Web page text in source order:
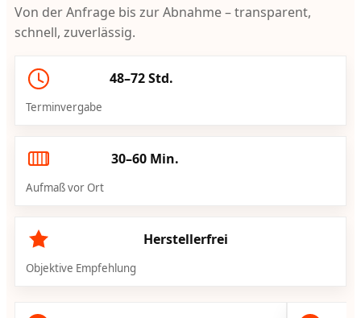
Von der Anfrage bis zur Abnahme – transparent,
schnell, zuverlässig.
48–72 Std.
Terminvergabe
30–60 Min.
Aufmaß vor Ort
Herstellerfrei
Objektive Empfehlung